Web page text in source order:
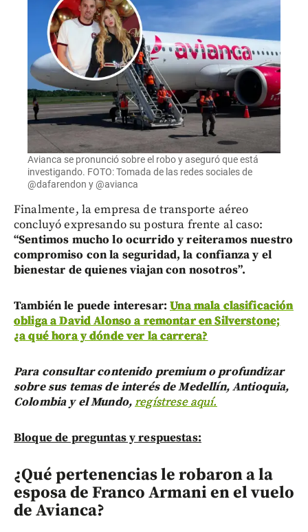
Avianca se pronunció sobre el robo y aseguró que está
investigando. FOTO: Tomada de las redes sociales de
@dafarendon y @avianca
Finalmente, la empresa de transporte aéreo
concluyó expresando su postura frente al caso:
“Sentimos mucho lo ocurrido y reiteramos nuestro
compromiso con la seguridad, la confianza y el
bienestar de quienes viajan con nosotros”.
También le puede interesar:Una mala clasificación
obliga a David Alonso a remontar en Silverstone;
¿a qué hora y dónde ver la carrera?
Para consultar contenido premium o profundizar
sobre sus temas de interés de Medellín, Antioquia,
Colombia y el Mundo,regístrese aquí.
Bloque de preguntas y respuestas:
¿Qué pertenencias le robaron a la
esposa de Franco Armani en el vuelo
de Avianca?